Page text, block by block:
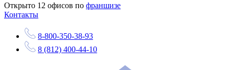
Открыто 12 офисов по франшизе
Контакты
8-800-350-38-93
8 (812) 400-44-10